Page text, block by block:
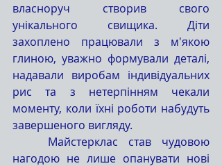
власноруч створив свого
унікального свищика. Діти
захоплено працювали з м'якою
глиною, уважно формували деталі,
надавали виробам індивідуальних
рис та з нетерпінням чекали
моменту, коли їхні роботи набудуть
завершеного вигляду.
нагодою не лише опанувати нові